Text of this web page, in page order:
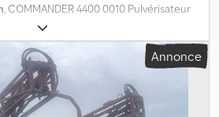
, COMMANDER 4400 0010 Pulvérisateur
4400 0020 Vitesse : 40 km/h 0030
Réservoir de 4 400 litres Dodpozhyl
de travail de 27 m 0060 Ordinateur de
ISOBUS 0080 1 raccord double effet
0100 Système de distribution 0110
des sections 0130 Phares de travail
Annonce